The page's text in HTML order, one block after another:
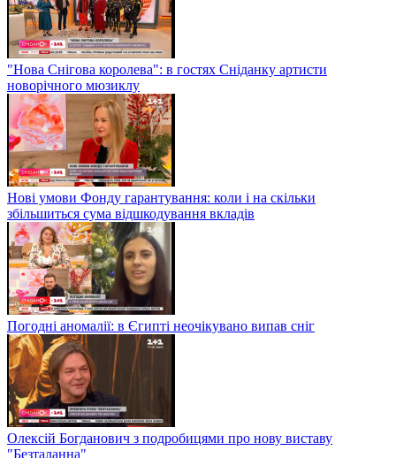
"Нова Снігова королева": в гостях Сніданку артисти
новорічного мюзиклу
Нові умови Фонду гарантування: коли і на скільки
збільшиться сума відшкодування вкладів
Погодні аномалії: в Єгипті неочікувано випав сніг
Олексій Богданович з подробицями про нову виставу
"Безталанна"